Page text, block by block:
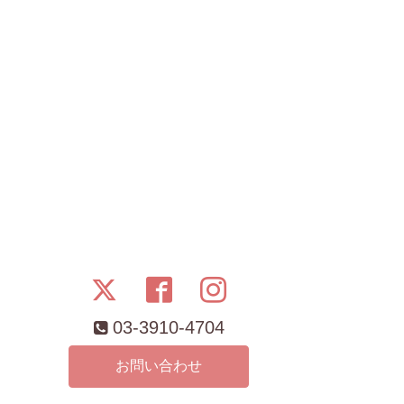
03-3910-4704
お問い合わせ